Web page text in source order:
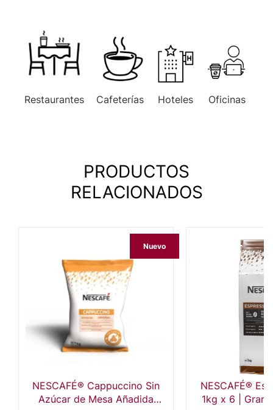
Restaurantes Cafeterías Hoteles Oficinas
PRODUCTOS
RELACIONADOS
Nuevo
NESCAFÉ® Cappuccino Sin
Azúcar de Mesa Añadida
NESCAFÉ®
1kg x 6 |